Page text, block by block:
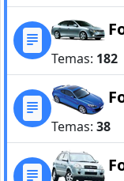
Temas: 182
Temas: 38